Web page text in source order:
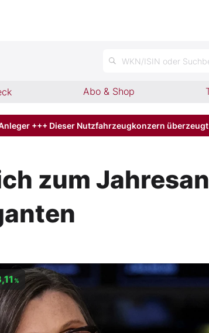
WKN/ISIN oder
Abo & Shop
+++ Dieser Nutzfahrzeugkonzern
zum
%